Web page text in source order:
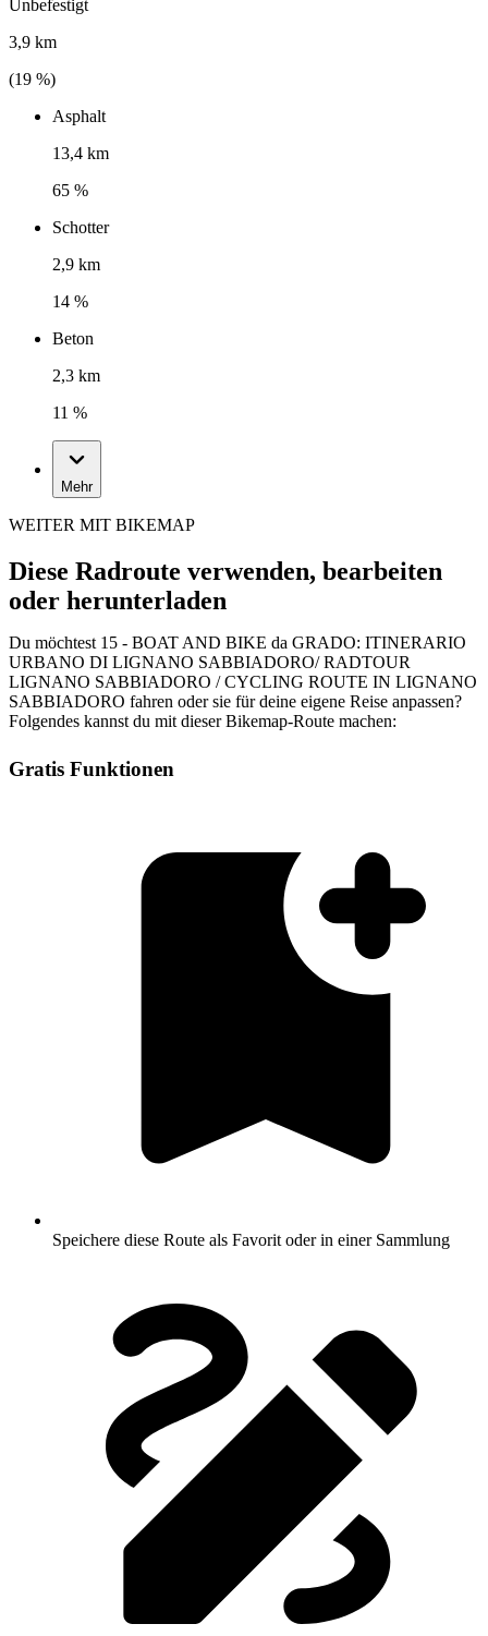
Unbefestigt
3,9 km
(19 %)
Asphalt
13,4 km
65 %
Schotter
2,9 km
14 %
Beton
2,3 km
11 %
Mehr
WEITER MIT BIKEMAP
Diese Radroute verwenden, bearbeiten
oder herunterladen
Du möchtest 15 - BOAT AND BIKE da GRADO: ITINERARIO
URBANO DI LIGNANO SABBIADORO/ RADTOUR
LIGNANO SABBIADORO / CYCLING ROUTE IN LIGNANO
SABBIADORO fahren oder sie für deine eigene Reise anpassen?
Folgendes kannst du mit dieser Bikemap-Route machen:
Gratis Funktionen
Speichere diese Route als Favorit oder in einer Sammlung